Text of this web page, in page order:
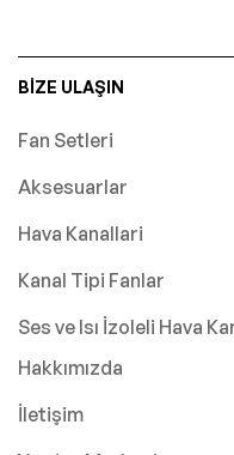
BIZE ULAŞIN
Fan Setleri
Aksesuarlar
Hava Kanallari
Kanal Tipi Fanlar
Ses ve Isı İzoleli Hava
Hakkımızda
İletişim